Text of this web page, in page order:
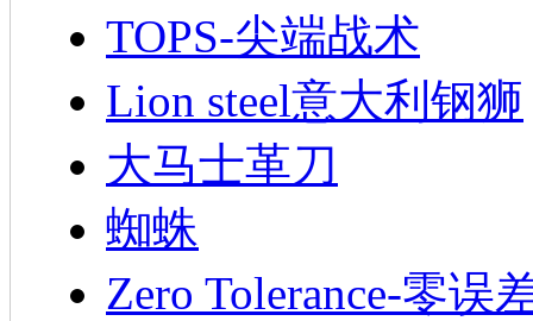
TOPS-尖端战术
Lion steel意大利钢狮
大马士革刀
蜘蛛
Zero Tolerance-零误